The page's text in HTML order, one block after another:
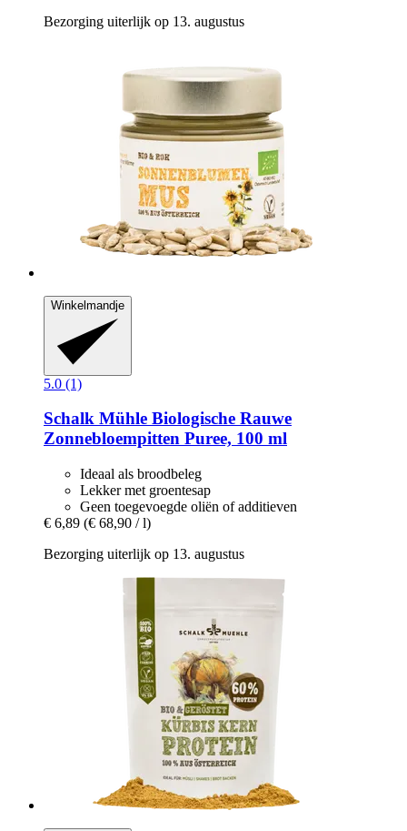
Bezorging uiterlijk op 13. augustus
Winkelmandje
5.0 (1)
Schalk Mühle Biologische Rauwe
Zonnebloempitten Puree, 100 ml
Ideaal als broodbeleg
Lekker met groentesap
Geen toegevoegde oliën of additieven
€ 6,89 (€ 68,90 / l)
Bezorging uiterlijk op 13. augustus